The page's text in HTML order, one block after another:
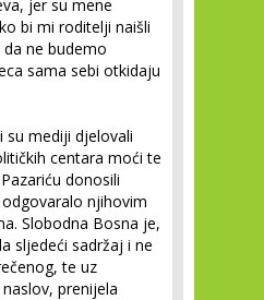
jer su mene
bi mi roditelji naišli
ne budemo
sama sebi otkidaju
su mediji djelovali
centara moći te
donosili
njihovim
Slobodna Bosna je,
sljedeći sadržaj i ne
te uz
prenijela